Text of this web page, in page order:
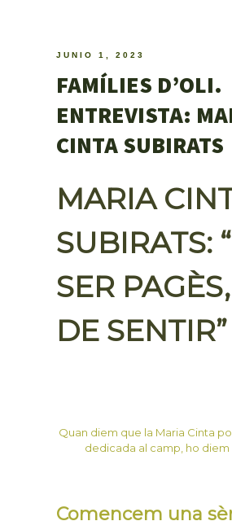
JUNIO 1, 2023
FAMÍLIES D’OLI.
ENTREVISTA:
CINTA SUBIRATS
MARIA
SUBIRATS:
SER
DE SENTIR”
Quan diem que la Maria Cinta
dedicada al camp, ho
Comencem una